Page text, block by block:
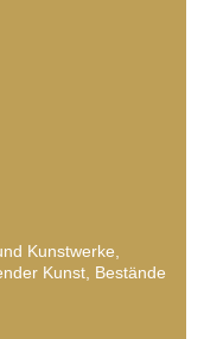
Kunstwerke,
Kunst, Bestände